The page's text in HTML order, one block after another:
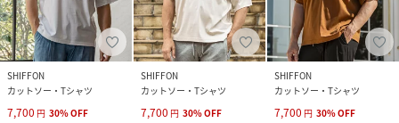
SHIFFON
カットソー・Tシャツ
7,700 円 30%OFF
SHIFFON
カットソー・Tシャツ
7,700 円 30%OFF
SHIFFON
カットソー・Tシャツ
7,700 円 30%OFF